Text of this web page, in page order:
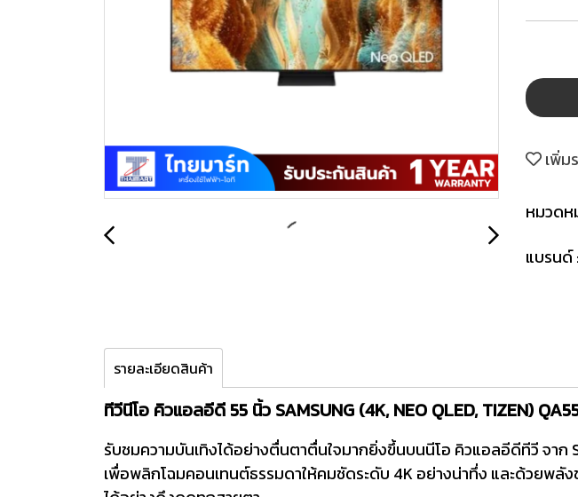
เพิ่ม
หมวดห
แบรนด์ :
รายละเอียดสินค้า
ทีวีนีโอ คิวแอลอีดี 55 นิ้ว SAMSUNG (4K, NEO QLED, TIZEN)
รับชมความบันเทิงได้อย่างตื่นตาตื่นใจมากยิ่งขึ้นบนนีโอ คิวแอลอีดีทีวี จา
เพื่อพลิกโฉมคอนเทนต์ธรรมดาให้คมชัดระดับ 4K อย่างน่าทึ่ง และด้วยพ